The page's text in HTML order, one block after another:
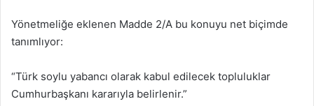
Yönetmeliğe eklenen Madde 2/A bu konuyu net biçimde
tanımlıyor:
“Türk soylu yabancı olarak kabul edilecek topluluklar
Cumhurbaşkanı kararıyla belirlenir.”